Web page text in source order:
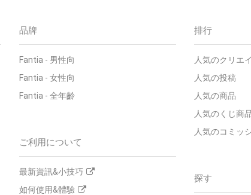
品牌
Fantia - 男性向
Fantia - 女性向
Fantia - 全年齡
ご利用について
最新資訊&小技巧
如何使用&體驗
排行
人気のクリエ
人気の投稿
人気の商品
人気のくじ商
人気のコミッ
探す